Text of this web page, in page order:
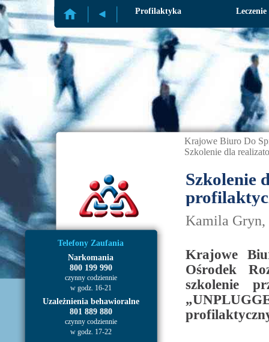
Profilaktyka Leczenie
Telefony Zaufania
Narkomania
800 199 990
czynny codziennie
w godz. 16-21
Uzależnienia behawioralne
801 889 880
czynny codziennie
w godz. 17-22
Krajowe Biuro Do
Szkolenie dla
Szkolenie
Kamila Gryn,
Krajowe
Ośrodek
szkolenie